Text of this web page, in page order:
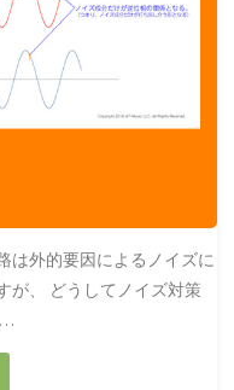
は外的要因によるノイズに
が、 どうしてノイズ対策
…